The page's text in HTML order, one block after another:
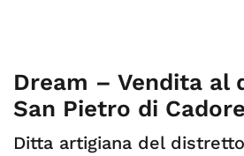
Dream – Vendita al
San Pietro di
Ditta artigiana del